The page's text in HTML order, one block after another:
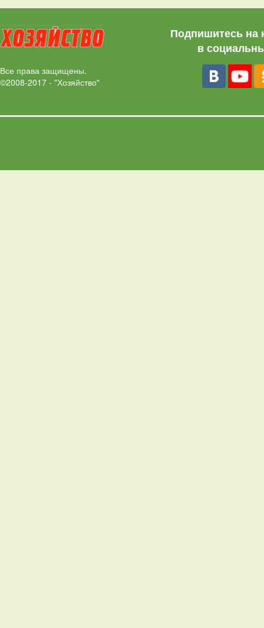
Все права защищены.
©2008-2017 - "Хозяйство"
Подпишитесь на
в